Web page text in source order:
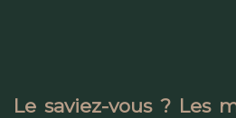
Le saviez-vous ? Les